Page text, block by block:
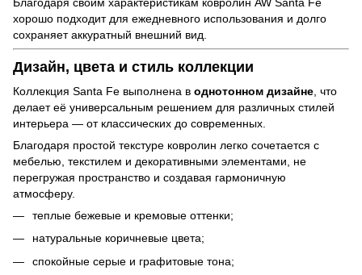
Благодаря своим характеристикам ковролин AW Santa Fe
хорошо подходит для ежедневного использования и долго
сохраняет аккуратный внешний вид.
Дизайн, цвета и стиль коллекции
Коллекция Santa Fe выполнена в однотонном дизайне , что
делает её универсальным решением для различных стилей
интерьера — от классических до современных.
Благодаря простой текстуре ковролин легко сочетается с
мебелью, текстилем и декоративными элементами, не
перегружая пространство и создавая гармоничную
атмосферу.
теплые бежевые и кремовые оттенки;
натуральные коричневые цвета;
спокойные серые и графитовые тона;